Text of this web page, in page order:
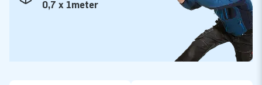
0,7 x 1meter